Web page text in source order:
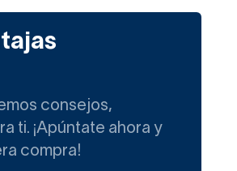
consejos,
ti. ¡Apúntate ahora y
compra!